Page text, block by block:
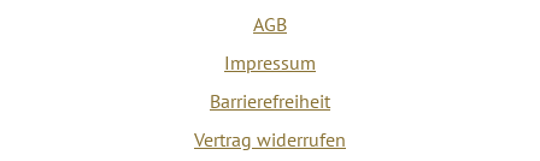
AGB
Impressum
Barrierefreiheit
Vertrag widerrufen